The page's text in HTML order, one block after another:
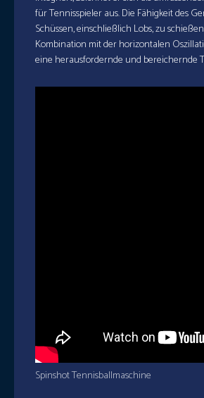
für Tennisspieler aus. Die Fähigkeit des
Schüssen, einschließlich Lobs, zu
Kombination mit der horizontalen
eine herausfordernde und bereichernde
Spinshot Tennisballmaschine